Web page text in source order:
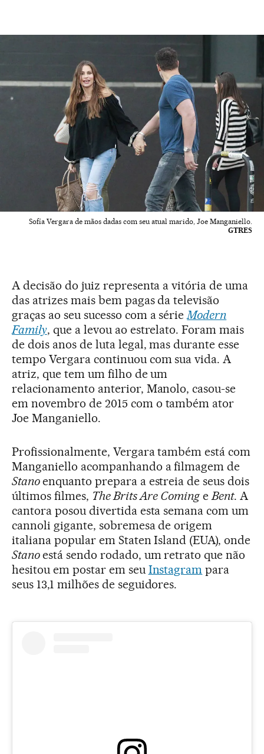
Sofía Vergara de mãos dadas com seu atual marido, Joe Manganiello.
GTRES
A decisão do juiz representa a vitória de uma
das atrizes mais bem pagas da televisão
graças ao seu sucesso com a série Modern
Family, que a levou ao estrelato. Foram mais
de dois anos de luta legal, mas durante esse
tempo Vergara continuou com sua vida. A
atriz, que tem um filho de um
relacionamento anterior, Manolo, casou-se
em novembro de 2015 com o também ator
Joe Manganiello.
Profissionalmente, Vergara também está com
Manganiello acompanhando a filmagem de
Stanoenquanto prepara a estreia de seus dois
últimos filmes, The Brits Are Cominge Bent. A
cantora posou divertida esta semana com um
cannoli gigante, sobremesa de origem
italiana popular em Staten Island (EUA), onde
Stanoestá sendo rodado, um retrato que não
hesitou em postar em seu Instagram para
seus 13,1 milhões de seguidores.